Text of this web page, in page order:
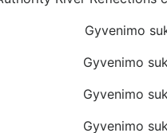
Gyvenimo
Gyvenimo
Gyvenimo
Gyvenimo